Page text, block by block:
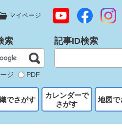
マイページ
索
ジ PDF
記事ID検索
でさがす
カレンダーで
さがす
地図で